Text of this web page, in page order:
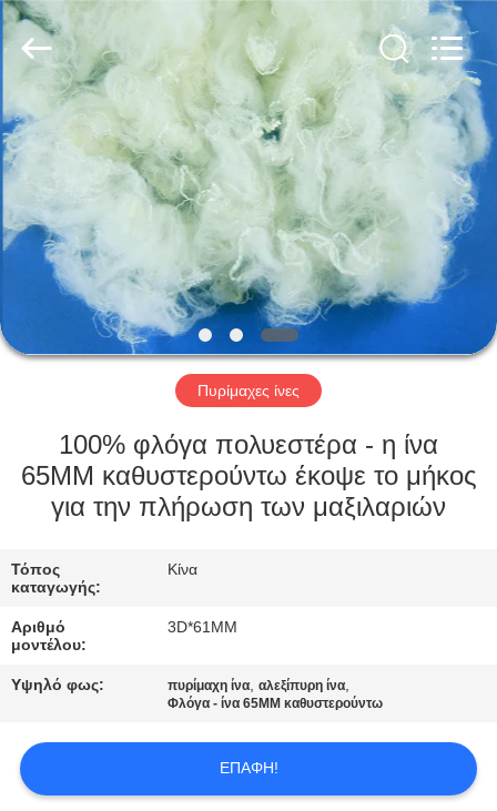
ΣΠΊΤΙ
ΠΡΟΪΌΝΤΑ
ΒΊΝΤΕΟ
ΠΕΡΊΠΟΥ
ΕΜΕΊΣ
ΓΎΡΟΣ
ΕΡΓΟΣΤΑΣΊΩΝ
ΈΛΕΓΧΟΣ
ΜΑΣ
ΕΛΆΤΕ
ΕΠΑΦΉ
ΜΕ
2026
CHANGSHU
IMP&EXP
CO.LTD.
Πυρίμαχες ίνες
100% φλόγα πολυεστέρα - η ίνα
65MM καθυστερούντω έκοψε το μήκος
για την πλήρωση των μαξιλαριών
Τόπος
καταγωγής:
Κίνα
Αριθμό
μοντέλου:
3D*61MM
Υψηλό φως: πυρίμαχη ίνα,αλεξίπυρη ίνα,
Φλόγα - ίνα 65MM καθυστερούντω
ΕΠΑΦΉ!